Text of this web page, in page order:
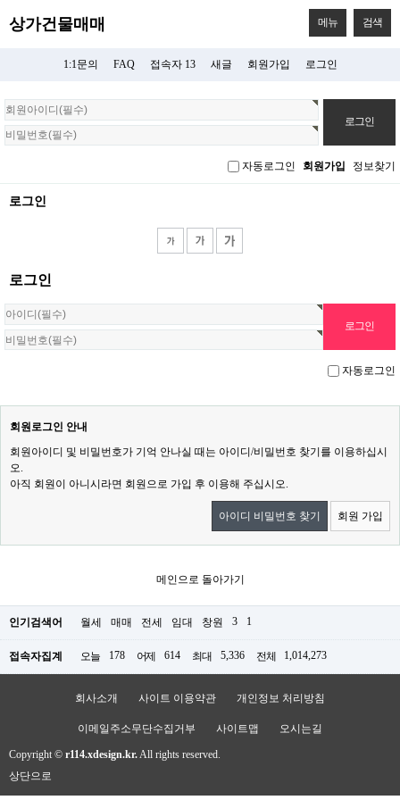
상가건물매매 메뉴 검색
1:1문의 FAQ 접속자 13 새글 회원가입 로그인
회
원
로
자동로그인 회원가입 정보찾기
로그인
로그인
자동로그인
회원로그인 안내
회원아이디 및 비밀번호가 기억 안나실 때는 아이디/비밀번호 찾기를 이용하십시
오.
아직 회원이 아니시라면 회원으로 가입 후 이용해 주십시오.
아이디 비밀번호 찾기 회원 가입
메인으로 돌아가기
인기검색어 월세 매매 전세 임대 창원 3 1
접속자집계 오늘 178 어제 614 최대 5,336 전체 1,014,273
회사소개 사이트 이용약관 개인정보 처리방침
이메일주소무단수집거부 사이트맵 오시는길
Copyright © r114.xdesign.kr.All rights reserved.
상단으로